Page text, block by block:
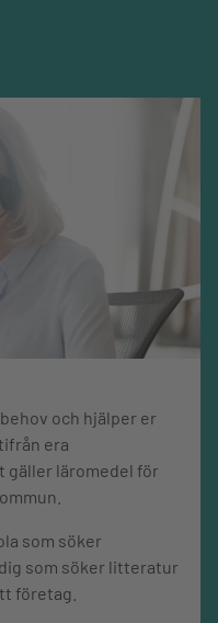
och hjälper er
era
gäller läromedel för
som söker
som söker litteratur
företag.